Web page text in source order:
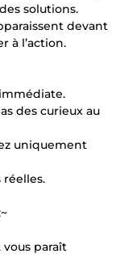
solutions.
devant
à l’action.
des curieux au
uniquement
réelles.
paraît